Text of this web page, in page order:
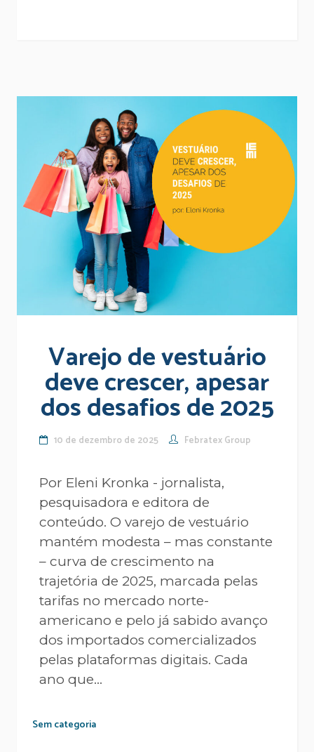
Varejo de vestuário
deve crescer, apesar
dos desafios de 2025
10 de dezembro de 2025 Febratex Group
Por Eleni Kronka - jornalista,
pesquisadora e editora de
conteúdo. O varejo de vestuário
mantém modesta – mas constante
– curva de crescimento na
trajetória de 2025, marcada pelas
tarifas no mercado norte-
americano e pelo já sabido avanço
dos importados comercializados
pelas plataformas digitais. Cada
ano que...
Sem categoria